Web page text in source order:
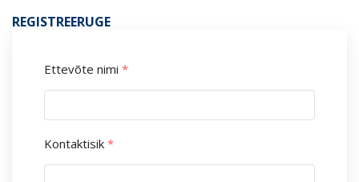
REGISTREERUGE
Ettevõte nimi *
Kontaktisik *